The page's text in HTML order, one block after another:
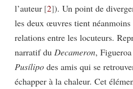
l’auteur 2 ). Un point de
les deux œuvres tient néanmoins
relations entre les locuteurs.
narratif du Decameron,
Pusílipo des amis qui se
échapper à la chaleur. Cet